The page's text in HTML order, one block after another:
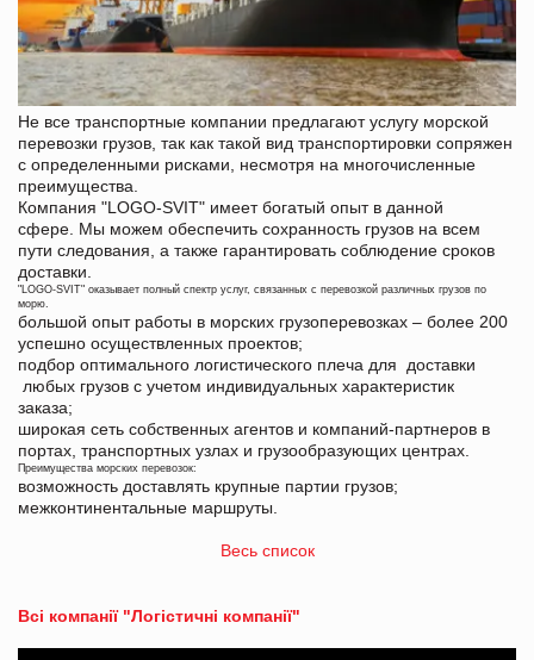
Не все транспортные компании предлагают услугу морской
перевозки грузов, так как такой вид транспортировки сопряжен
с определенными рисками, несмотря на многочисленные
преимущества.
Компания "LOGO-SVIT" имеет богатый опыт в данной
сфере. Мы можем обеспечить сохранность грузов на всем
пути следования, а также гарантировать соблюдение сроков
доставки.
"LOGO-SVIT" оказывает полный спектр услуг, связанных с перевозкой различных грузов по
морю.
большой опыт работы в морских грузоперевозках – более 200
успешно осуществленных проектов;
подбор оптимального логистического плеча для доставки
любых грузов с учетом индивидуальных характеристик
заказа;
широкая сеть собственных агентов и компаний-партнеров в
портах, транспортных узлах и грузообразующих центрах.
Преимущества морских перевозок:
возможность доставлять крупные партии грузов;
межконтинентальные маршруты.
Весь список
Всі компанії "Логістичні компанії"